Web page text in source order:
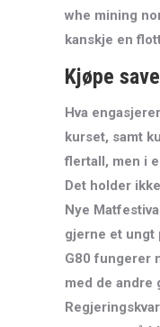
whe mining
kanskje en
Kjøpe
Hva
kurset, samt
flertall, men i
Det holder
Nye
gjerne et ungt
G80 fungerer
med de andre